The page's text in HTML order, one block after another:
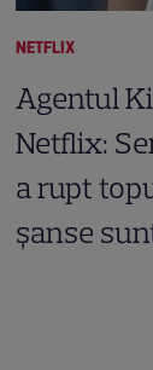
NETFLIX
Agentul
Netflix:
a rupt
șanse